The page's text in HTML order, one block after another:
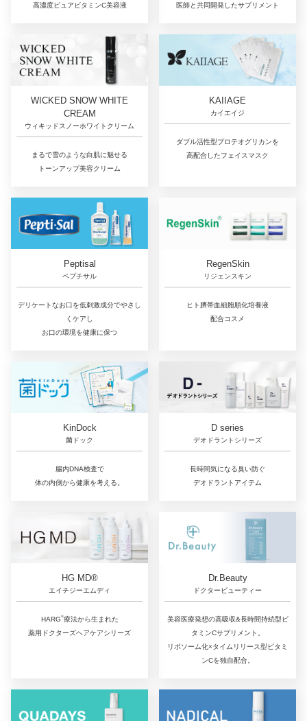
高濃度ピュアビタミンC美容液
医師と共同開発したサプリメント
WICKED SNOW WHITE
CREAM
ウィキッドスノーホワイトクリーム
まるで雪のような白肌に魅せる
トーンアップ美容クリーム
KAIIAGE
カイエイジ
ダブル活性型プロテオグリカンを
高配合したフェイスマスク
Peptisal
ペプチサル
デリケートなお口を低刺激成分でやさし
くケアし
お口の環境を健康に保つ
RegenSkin
リジェンスキン
ヒト臍帯血細胞順化培養液
配合コスメ
KinDock
菌ドック
腸内DNA検査で
体の内側から健康を考える。
D series
デオドラントシリーズ
長時間気になる臭い防ぐ
デオドラントアイテム
HG MD®
エイチジーエムディ
HARG®療法から生まれた
薬用ドクターズヘアケアシリーズ
Dr.Beauty
ドクタービューティー
美容医療発想の高吸収&長時間持続型ビ
タミンCサプリメント。
リポソーム化×タイムリリース型ビタミ
ンCを独自配合。